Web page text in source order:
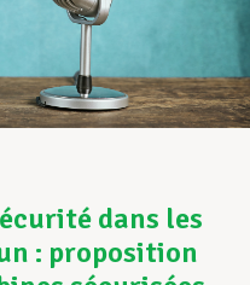
dans les
: proposition